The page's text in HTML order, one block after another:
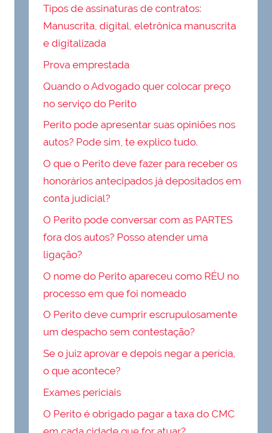
Tipos de assinaturas de contratos:
Manuscrita, digital, eletrônica manuscrita
e digitalizada
Prova emprestada
Quando o Advogado quer colocar preço
no serviço do Perito
Perito pode apresentar suas opiniões nos
autos? Pode sim, te explico tudo.
O que o Perito deve fazer para receber os
honorários antecipados já depositados em
conta judicial?
O Perito pode conversar com as PARTES
fora dos autos? Posso atender uma
ligação?
O nome do Perito apareceu como RÉU no
processo em que foi nomeado
O Perito deve cumprir escrupulosamente
um despacho sem contestação?
Se o juiz aprovar e depois negar a perícia,
o que acontece?
Exames periciais
O Perito é obrigado pagar a taxa do CMC